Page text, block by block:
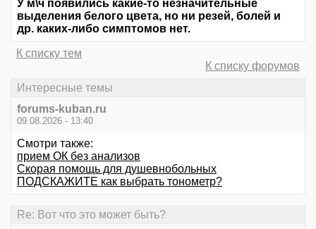
У м\ч появились какие-то незначительные
выделения белого цвета, но ни резей, болей и
др. каких-либо симптомов нет.
К списку тем
К списку форумов
Интересные темы
forums-kuban.ru
09.08.2026 - 13:40
Смотри также:
прием ОК без анализов
Скорая помощь для душевнобольных
ПОДСКАЖИТЕ как выбрать тонометр?
Re: Вот что это может быть?